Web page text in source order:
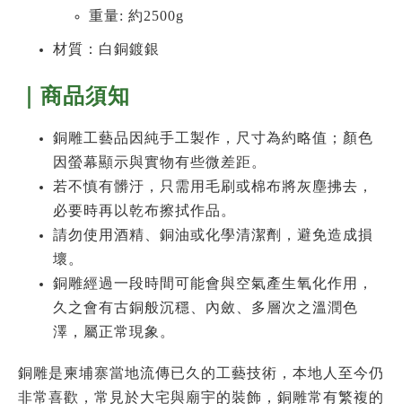
重量: 約2500g
材質：白銅鍍銀
｜商品須知
銅雕工藝品因純手工製作，尺寸為約略值；顏色
因螢幕顯示與實物有些微差距。
若不慎有髒汙，只需用毛刷或棉布將灰塵拂去，
必要時再以乾布擦拭作品。
請勿使用酒精、銅油或化學清潔劑，避免造成損
壞。
銅雕經過一段時間可能會與空氣產生氧化作用，
久之會有古銅般沉穩、內斂、多層次之溫潤色
澤，屬正常現象。
銅雕是柬埔寨當地流傳已久的工藝技術，本地人至今仍
非常喜歡，常見於大宅與廟宇的裝飾 ， 銅雕常有繁複的